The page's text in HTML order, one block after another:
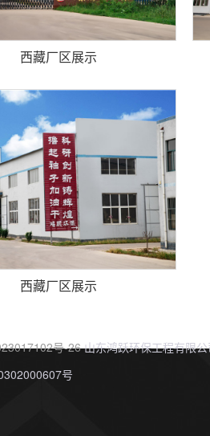
西藏厂区展示
西藏厂区展示
号-26山东鸿跃环保工程有限
号